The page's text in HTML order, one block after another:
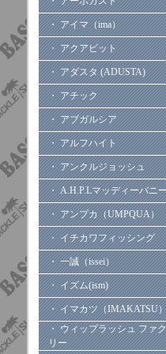
・ アイマ（ima）
・ アクアビット
・ アダスタ (ADUSTA)
・ アチック
・ アブガルシア
・ アルフハイト
・ アンクルジョッシュ
・ A.H.P.Lマッディーバニー
・ アンプカ（UMPQUA）
・ イチカワフィッシング
・ 一誠（issei）
・ イズム(ism)
・ イマカツ（IMAKATSU）
・ ウィップラッシュ ファ
リー